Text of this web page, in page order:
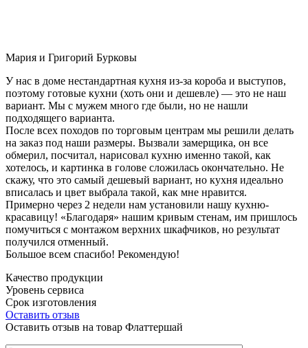
Мария и Григорий Бурковы
У нас в доме нестандартная кухня из-за короба и выступов,
поэтому готовые кухни (хоть они и дешевле) — это не наш
вариант. Мы с мужем много где были, но не нашли
подходящего варианта.
После всех походов по торговым центрам мы решили делать
на заказ под наши размеры. Вызвали замерщика, он все
обмерил, посчитал, нарисовал кухню именно такой, как
хотелось, и картинка в голове сложилась окончательно. Не
скажу, что это самый дешевый вариант, но кухня идеально
вписалась и цвет выбрала такой, как мне нравится.
Примерно через 2 недели нам установили нашу кухню-
красавицу! «Благодаря» нашим кривым стенам, им пришлось
помучиться с монтажом верхних шкафчиков, но результат
получился отменный.
Большое всем спасибо! Рекомендую!
Качество продукции
Уровень сервиса
Срок изготовления
Оставить отзыв
Оставить отзыв на товар Флаттершай